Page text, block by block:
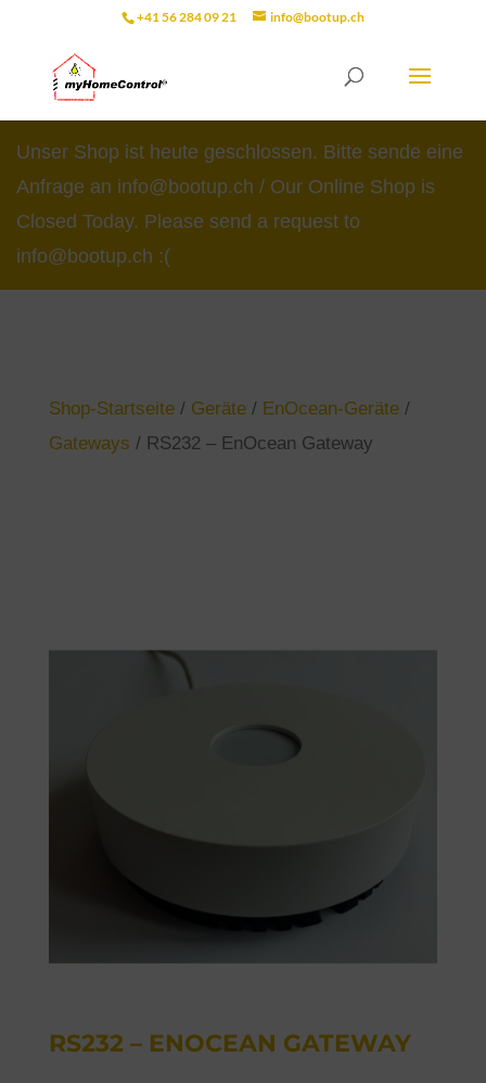
+41 56 284 09 21 info@bootup.ch
Unser Shop ist heute geschlossen. Bitte sende eine
Anfrage an info@bootup.ch / Our Online Shop is
Closed Today. Please send a request to
info@bootup.ch :(
Shop-Startseite/ Geräte/ EnOcean-Geräte/
Gateways / RS232 – EnOcean Gateway
RS232 – ENOCEAN GATEWAY